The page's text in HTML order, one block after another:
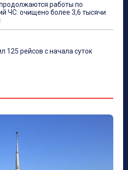
работы по
ЧС: очищено более 3,6 тысячи
125 рейсов с начала суток